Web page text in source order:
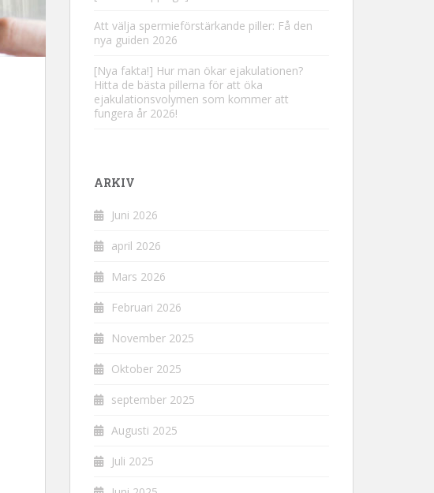
Att välja spermieförstärkande piller: Få den
nya guiden 2026
[Nya fakta!] Hur man ökar ejakulationen?
Hitta de bästa pillerna för att öka
ejakulationsvolymen som kommer att
fungera år 2026!
ARKIV
Juni 2026
april 2026
Mars 2026
Februari 2026
November 2025
Oktober 2025
september 2025
Augusti 2025
Juli 2025